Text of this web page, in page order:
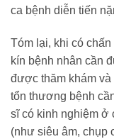
ca bệnh diễn tiến
Tóm lại, khi có
kín bệnh nhân cần
được thăm khám
tổn thương bệnh
sĩ có kinh nghiệm ở
(như siêu âm,